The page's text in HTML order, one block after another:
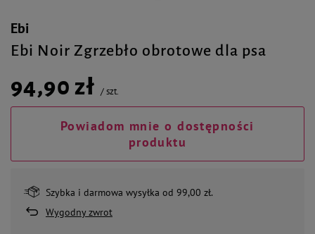
Ebi
Ebi Noir Zgrzebło obrotowe dla psa
94,90 zł /szt.
Powiadom mnie o dostępności
produktu
Szybka i darmowa wysyłka od 99,00 zł.
Wygodny zwrot